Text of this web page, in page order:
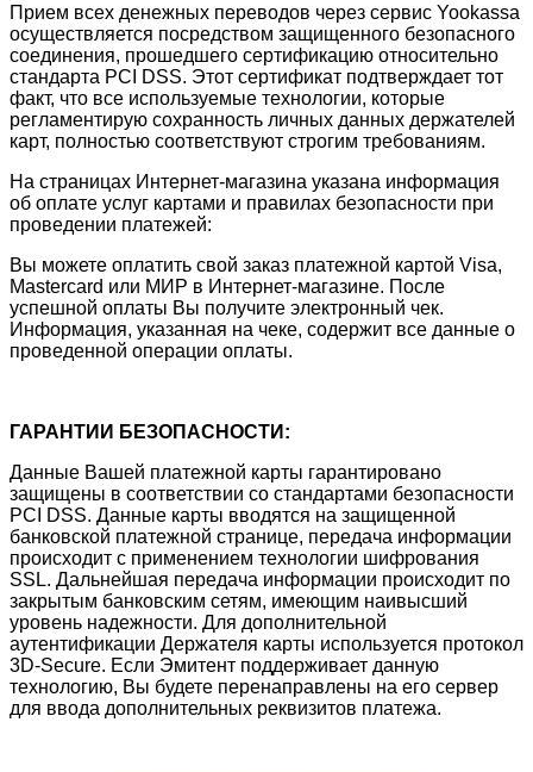
Прием всех денежных переводов через сервис Yookassa
осуществляется посредством защищенного безопасного
соединения, прошедшего сертификацию относительно
стандарта PCI DSS. Этот сертификат подтверждает тот
факт, что все используемые технологии, которые
регламентирую сохранность личных данных держателей
карт, полностью соответствуют строгим требованиям.
На страницах Интернет-магазина указана информация
об оплате услуг картами и правилах безопасности при
проведении платежей:
Вы можете оплатить свой заказ платежной картой Visa,
Mastercard или МИР в Интернет-магазине. После
успешной оплаты Вы получите электронный чек.
Информация, указанная на чеке, содержит все данные о
проведенной операции оплаты.
ГАРАНТИИ БЕЗОПАСНОСТИ:
Данные Вашей платежной карты гарантировано
защищены в соответствии со стандартами безопасности
PCI DSS. Данные карты вводятся на защищенной
банковской платежной странице, передача информации
происходит с применением технологии шифрования
SSL. Дальнейшая передача информации происходит по
закрытым банковским сетям, имеющим наивысший
уровень надежности. Для дополнительной
аутентификации Держателя карты используется протокол
3D-Secure. Если Эмитент поддерживает данную
технологию, Вы будете перенаправлены на его сервер
для ввода дополнительных реквизитов платежа.